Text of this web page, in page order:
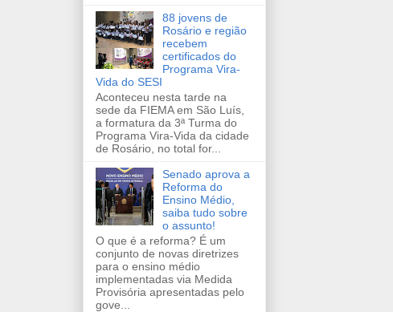
88 jovens de
Rosário e região
recebem
certificados do
Programa Vira-
Vida do SESI
Aconteceu nesta tarde na
sede da FIEMA em São Luís,
a formatura da 3ª Turma do
Programa Vira-Vida da cidade
de Rosário, no total for...
Senado aprova a
Reforma do
Ensino Médio,
saiba tudo sobre
o assunto!
O que é a reforma? É um
conjunto de novas diretrizes
para o ensino médio
implementadas via Medida
Provisória apresentadas pelo
gove...